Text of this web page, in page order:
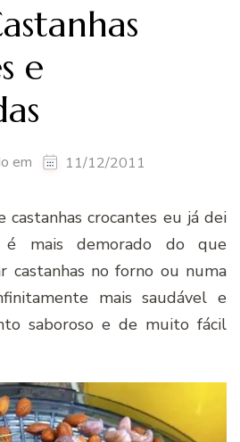
e
em 11/12/2011
castanhas crocantes eu já dei
mais demorado do que
castanhas no forno ou numa
mais saudável e
saboroso e de muito fácil